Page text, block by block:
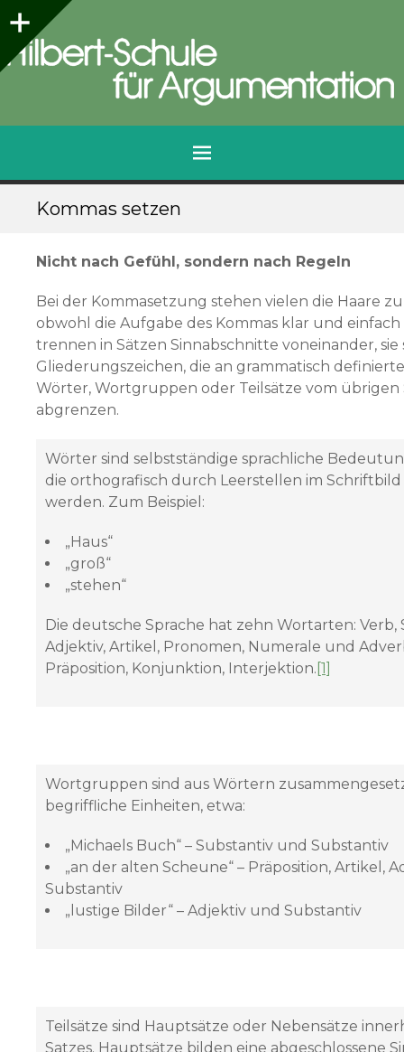
Seitenleiste
Menü
Zum
Inhalt
Kommas setzen
Nicht nach Gefühl, sondern nach Regeln
Bei der Kommasetzung stehen vielen die Haare
obwohl die Aufgabe des Kommas klar und einfach
trennen in Sätzen Sinnabschnitte voneinander, sie
Gliederungszeichen, die an grammatisch
Wörter, Wortgruppen oder Teilsätze vom übrigen
abgrenzen.
Wörter sind selbstständige sprachliche
die orthografisch durch Leerstellen im
werden. Zum Beispiel:
„Haus“
„groß“
„stehen“
Die deutsche Sprache hat zehn Wortarten: Verb,
Adjektiv, Artikel, Pronomen, Numerale und
Präposition, Konjunktion, Interjektion. [1]
Wortgruppen sind aus Wörtern
begriffliche Einheiten, etwa:
„Michaels Buch“ – Substantiv und Substantiv
„an der alten Scheune“ – Präposition, Artikel,
Substantiv
„lustige Bilder“ – Adjektiv und Substantiv
Teilsätze sind Hauptsätze oder Nebensätze
Satzes. Hauptsätze bilden eine abgeschlossene